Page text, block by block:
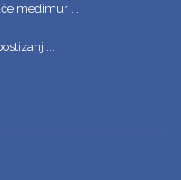
međimur ...
...